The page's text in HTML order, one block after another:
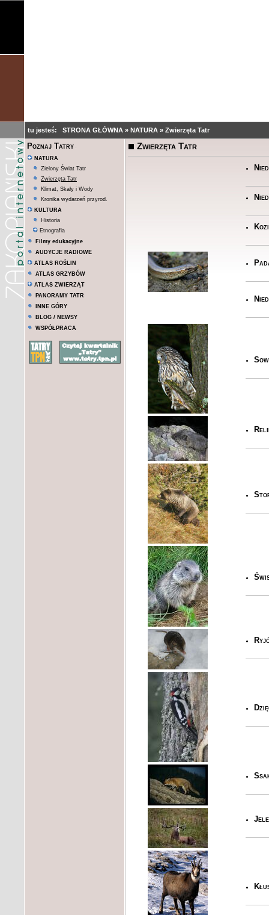
tu jesteś: STRONA GŁÓWNA » NATURA » Zwierzęta Tatr
Poznaj Tatry
NATURA
Zielony Świat Tatr
Zwierzęta Tatr
Klimat, Skały i Wody
Kronika wydarzeń przyrod.
KULTURA
Historia
Etnografia
Filmy edukacyjne
AUDYCJE RADIOWE
ATLAS ROŚLIN
ATLAS GRZYBÓW
ATLAS ZWIERZĄT
PANORAMY TATR
INNE GÓRY
BLOG / NEWSY
WSPÓŁPRACA
Zwierzęta Tatr